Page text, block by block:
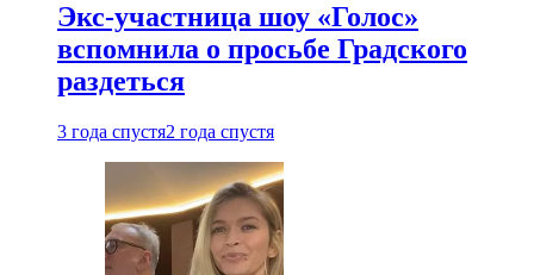
Экс-участница шоу «Голос»
вспомнила о просьбе Градского
раздеться
3 года спустя2 года спустя